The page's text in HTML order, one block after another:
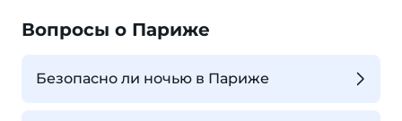
Вопросы о Париже
Безопасно ли ночью в Париже